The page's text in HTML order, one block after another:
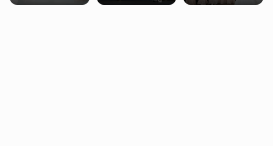
przeznaczonych
recesja, jeśli
roli druhny na